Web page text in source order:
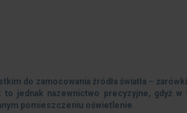
do zamocowania źródła światła –
jednak nazewnictwo precyzyjne, gdyż w
pomieszczeniu oświetlenie.